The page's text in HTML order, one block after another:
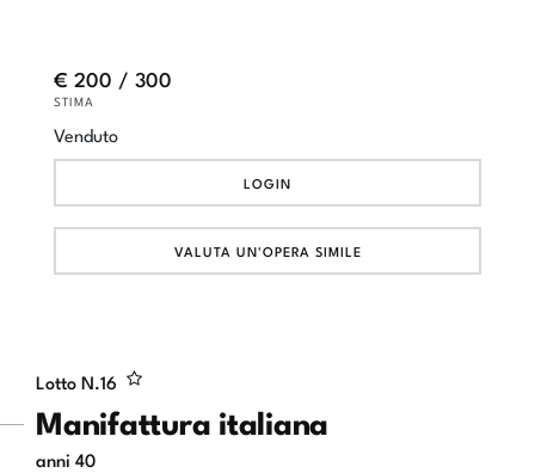
Lotto N.16
Manifattura italiana
anni 40
€ 200 / 300
STIMA
Venduto
LOGIN
VALUTA UN'OPERA SIMILE